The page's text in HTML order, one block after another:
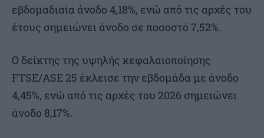
εβδομαδιαία άνοδο 4,18%, ενώ από τις αρχές του
έτους σημειώνει άνοδο σε ποσοστό 7,52%.
Ο δείκτης της υψηλής κεφαλαιοποίησης
FTSE/ASE 25 έκλεισε την εβδομάδα με άνοδο
4,45%, ενώ από τις αρχές του 2026 σημειώνει
άνοδο 8,17%.